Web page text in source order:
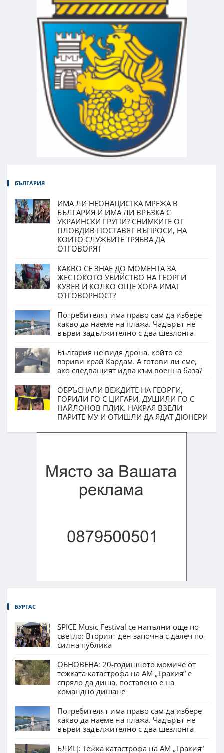
БЪЛГАРИЯ
ИМА ЛИ НЕОНАЦИСТКА МРЕЖА В
БЪЛГАРИЯ И ИМА ЛИ ВРЪЗКА С
УКРАИНСКИ ГРУПИ? СНИМКИТЕ ОТ
ПЛОВДИВ ПОСТАВЯТ ВЪПРОСИ, НА
КОИТО СЛУЖБИТЕ ТРЯБВА ДА
ОТГОВОРЯТ
КАКВО СЕ ЗНАЕ ДО МОМЕНТА ЗА
ЖЕСТОКОТО УБИЙСТВО НА ГЕОРГИ
КУЗЕВ И КОЛКО ОЩЕ ХОРА ИМАТ
ОТГОВОРНОСТ?
Потребителят има право сам да избере
какво да наеме на плажа. Чадърът не
върви задължително с два шезлонга
България не видя дрона, който се
взриви край Кардам. А готови ли сме,
ако следващият идва към военна база?
ОБРЪСНАЛИ ВЕЖДИТЕ НА ГЕОРГИ,
ГОРИЛИ ГО С ЦИГАРИ, ДУШИЛИ ГО С
НАЙЛОНОВ ПЛИК. НАКРАЯ ВЗЕЛИ
ПАРИТЕ МУ И ОТИШЛИ ДА ЯДАТ ДЮНЕРИ
БУРГАС
SPICE Music Festival се напълни още по
светло: Вторият ден започна с далеч по-
силна публика
ОБНОВЕНА: 20-годишното момиче от
тежката катастрофа на АМ „Тракия“ е
спряло да диша, поставено е на
командно дишане
Потребителят има право сам да избере
какво да наеме на плажа. Чадърът не
върви задължително с два шезлонга
БЛИЦ: Тежка катастрофа на АМ „Тракия“